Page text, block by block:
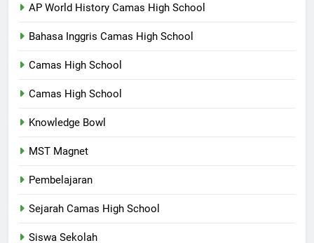
AP World History Camas High School
Bahasa Inggris Camas High School
Camas High School
Camas High School
Knowledge Bowl
MST Magnet
Pembelajaran
Sejarah Camas High School
Siswa Sekolah